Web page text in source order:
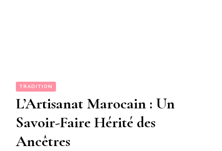
TRADITION
L’Artisanat Marocain : Un
Savoir-Faire Hérité des
Ancêtres